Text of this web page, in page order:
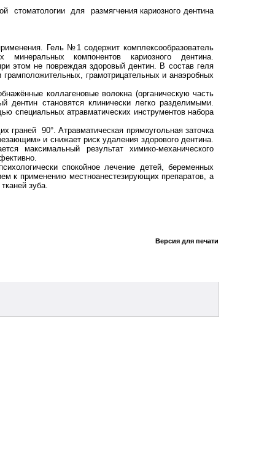
для размягчения кариозного дентина
Гель №1 содержит комплексообразователь
минеральных компонентов кариозного дентина.
этом не повреждая здоровый дентин. В состав геля
грамотрицательных и анаэробных
коллагеновые волокна (органическую часть
становятся клинически легко разделимыми.
специальных атравматических инструментов набора
90°. Атравматическая прямоугольная заточка
и снижает риск удаления здорового дентина.
максимальный результат химико-механического
спокойное лечение детей, беременных
к применению местноанестезирующих препаратов, а
зуба.
Версия для печати